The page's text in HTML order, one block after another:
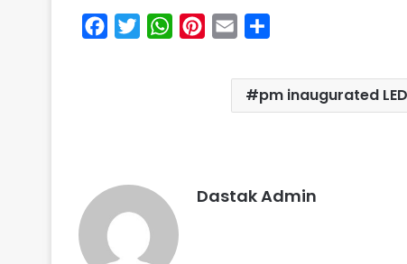
W
s
a
a
r
pm inaugurated
Dastak Admin